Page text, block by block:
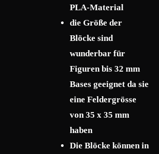
PLA-Material
die Größe der
Blöcke sind
wunderbar für
Figuren bis 32 mm
Bases geeignet da sie
eine Feldergrösse
von 35 x 35 mm
haben
Die Blöcke können in